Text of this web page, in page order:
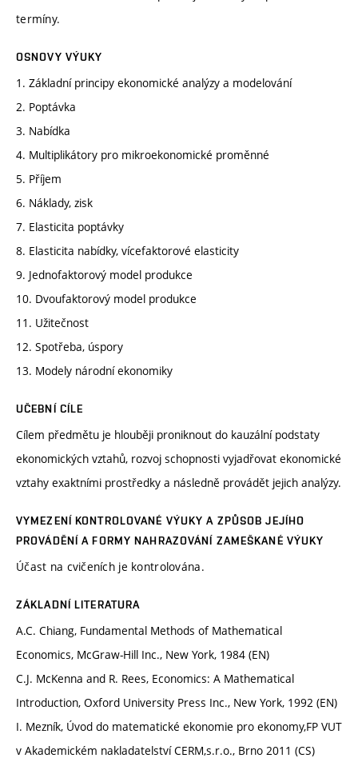
termíny.
OSNOVY VÝUKY
1. Základní principy ekonomické analýzy a modelování
2. Poptávka
3. Nabídka
4. Multiplikátory pro mikroekonomické proměnné
5. Příjem
6. Náklady, zisk
7. Elasticita poptávky
8. Elasticita nabídky, vícefaktorové elasticity
9. Jednofaktorový model produkce
10. Dvoufaktorový model produkce
11. Užitečnost
12. Spotřeba, úspory
13. Modely národní ekonomiky
UČEBNÍ CÍLE
Cílem předmětu je hlouběji proniknout do kauzální podstaty
ekonomických vztahů, rozvoj schopnosti vyjadřovat ekonomické
vztahy exaktními prostředky a následně provádět jejich analýzy.
VYMEZENÍ KONTROLOVANÉ VÝUKY A ZPŮSOB JEJÍHO
PROVÁDĚNÍ A FORMY NAHRAZOVÁNÍ ZAMEŠKANÉ VÝUKY
Účast na cvičeních je kontrolována.
ZÁKLADNÍ LITERATURA
A.C. Chiang, Fundamental Methods of Mathematical
Economics, McGraw-Hill Inc., New York, 1984 (EN)
C.J. McKenna and R. Rees, Economics: A Mathematical
Introduction, Oxford University Press Inc., New York, 1992 (EN)
I. Mezník, Úvod do matematické ekonomie pro ekonomy,FP VUT
v Akademickém nakladatelství CERM,s.r.o., Brno 2011 (CS)